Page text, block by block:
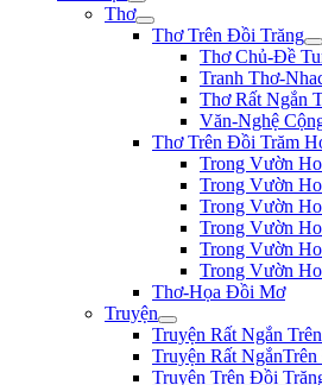
Thơ
Thơ Trên Đồi Trăng
Thơ Chủ-Đề
Tranh Thơ-
Thơ Rất Ngắn
Văn-Nghệ
Thơ Trên Đồi Trăm
Trong Vườn
Trong Vườn
Trong Vườn
Trong Vườn
Trong Vườn
Trong Vườn
Thơ-Họa Đồi Mơ
Truyện
Truyện Rất Ngắn
Truyện Rất
Truyện Trên Đồi